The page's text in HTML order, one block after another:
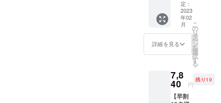
いお言葉を
励みに楽し
く準備を進
めることが
できまし
立ち上げた
ばかりのブ
予定価
格9,800
円(送
料、消
費税込
み)の
20%off
寸法:
H6.1×D
2.4cm
革 :ア
ドリア
定：
2023
年02
月
詳細を見る
こ
の
リ
タ
ー
ン
を
選
択
す
る
7,8
40 円
残り10
【早割